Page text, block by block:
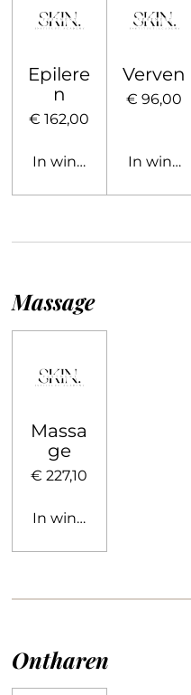
Epilere
n
€ 162,00
In winkelwagen
Verven
€ 96,00
In
Massage
Massa
ge
€ 227,10
In winkelwagen
Ontharen